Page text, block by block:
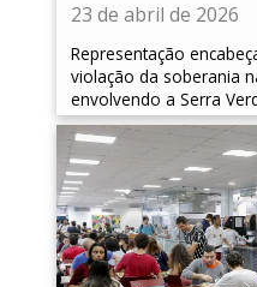
23 de abril de 2026
Representação
violação da soberania
envolvendo a Serra